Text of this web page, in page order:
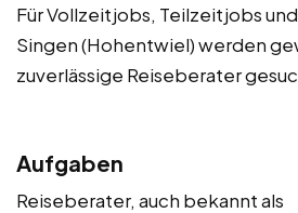
Für Vollzeitjobs, Teilzeitjobs
Singen (Hohentwiel) werden
zuverlässige Reiseberater
Aufgaben
Reiseberater, auch bekannt als